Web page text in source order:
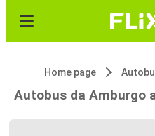
Home page
Autobus da Amburgo